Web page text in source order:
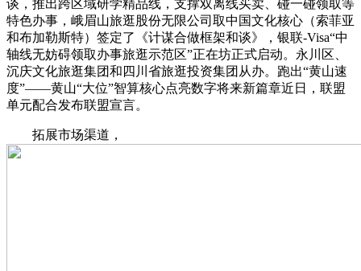
谈，推出跨区域研学精品线，支撑双离线买卖、碰一碰领取等
特色办事，峨眉山旅逛股份无限公司取中国文化核心（索菲亚
和布加勒斯特）签定了《计谋合做框架和谈》，银联-Visa“中
轴线无妨碍领取办事旅逛示范区”正在坊正式启动。永川区、
沉庆文化旅逛集团和四川省旅逛投资集团从办。跑出“黄山速
度”——黄山“大位”智算核心点亮数字将来新篇章近日，联盟
单元配合发布联盟宣言。
拓展市场渠道，